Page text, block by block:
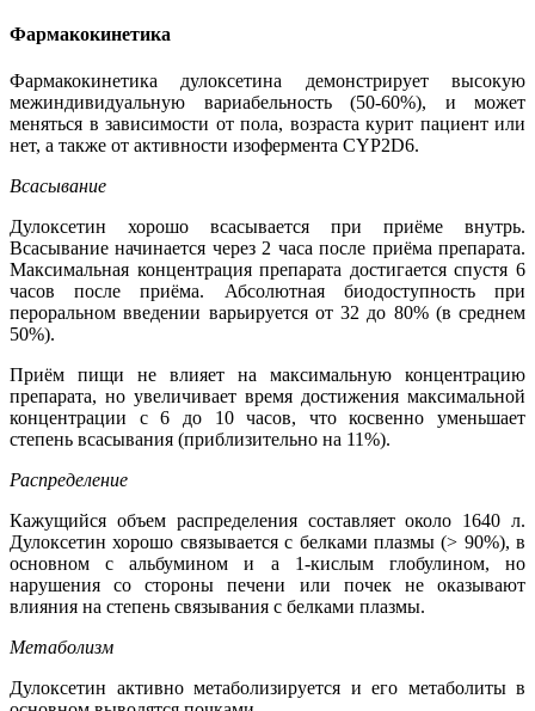
Фармакокинетика
Фармакокинетика дулоксетина демонстрирует высокую
межиндивидуальную вариабельность (50-60%), и может
меняться в зависимости от пола, возраста курит пациент или
нет, а также от активности изофермента CYP2D6.
Всасывание
Дулоксетин хорошо всасывается при приёме внутрь.
Всасывание начинается через 2 часа после приёма препарата.
Максимальная концентрация препарата достигается спустя 6
часов после приёма. Абсолютная биодоступность при
пероральном введении варьируется от 32 до 80% (в среднем
50%).
Приём пищи не влияет на максимальную концентрацию
препарата, но увеличивает время достижения максимальной
концентрации с 6 до 10 часов, что косвенно уменьшает
степень всасывания (приблизительно на 11%).
Распределение
Кажущийся объем распределения составляет около 1640 л.
Дулоксетин хорошо связывается с белками плазмы (> 90%), в
основном с альбумином и а 1-кислым глобулином, но
нарушения со стороны печени или почек не оказывают
влияния на степень связывания с белками плазмы.
Метаболизм
Дулоксетин активно метаболизируется и его метаболиты в